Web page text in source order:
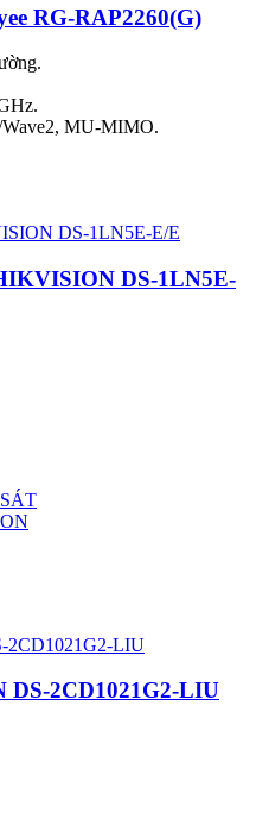
RG-RAP2260(G)
Wave2, MU-MIMO.
DS-1LN5E-
2CD1021G2-LIU